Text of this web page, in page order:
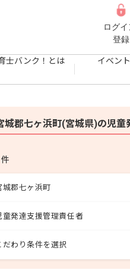
ログ
登録
士バンク！とは イベン
城郡七ヶ浜町(宮城県)の児
件
城郡七ヶ浜町
童発達支援管理責任者
だわり条件を選択